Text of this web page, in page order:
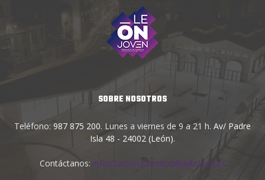
SOBRE NOSOTROS
Teléfono: 987 875 200. Lunes a viernes de 9 a 21 h. Av/ Padre
Isla 48 - 24002 (León).
Contáctanos: informacion.juventud@aytoleon.es